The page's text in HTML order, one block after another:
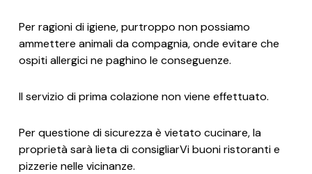
Per ragioni di igiene, purtroppo non possiamo
ammettere animali da compagnia, onde evitare che
ospiti allergici ne paghino le conseguenze.
Il servizio di prima colazione non viene effettuato.
Per questione di sicurezza è vietato cucinare, la
proprietà sarà lieta di consigliarVi buoni ristoranti e
pizzerie nelle vicinanze.